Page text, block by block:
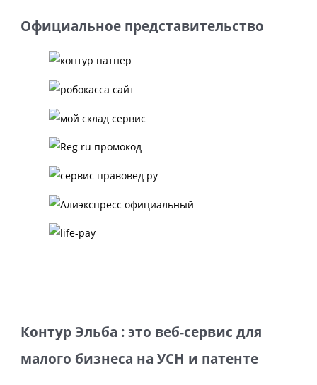
Официальное представительство
Контур Эльба : это веб-сервис для
малого бизнеса на УСН и патенте